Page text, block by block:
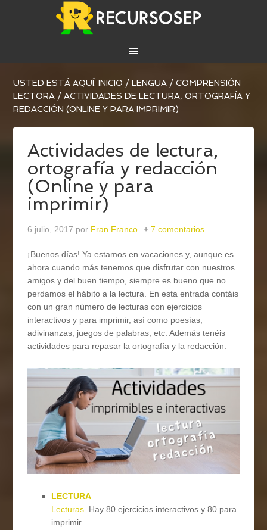
USTED ESTÁ AQUÍ:INICIO / LENGUA / COMPRENSIÓN
LECTORA / ACTIVIDADES DE LECTURA, ORTOGRAFÍA Y
REDACCIÓN (ONLINE Y PARA IMPRIMIR)
Actividades de lectura,
ortografía y redacción
(Online y para
imprimir)
6 julio, 2017 por Fran Franco 7 comentarios
¡Buenos días! Ya estamos en vacaciones y, aunque es
ahora cuando más tenemos que disfrutar con nuestros
amigos y del buen tiempo, siempre es bueno que no
perdamos el hábito a la lectura. En esta entrada contáis
con un gran número de lecturas con ejercicios
interactivos y para imprimir, así como poesías,
adivinanzas, juegos de palabras, etc. Además tenéis
actividades para repasar la ortografía y la redacción.
LECTURA
Lecturas . Hay 80 ejercicios interactivos y 80 para
imprimir.